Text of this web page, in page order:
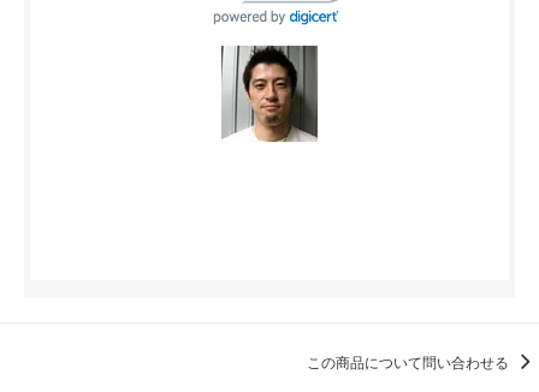
この商品について問い合わせる